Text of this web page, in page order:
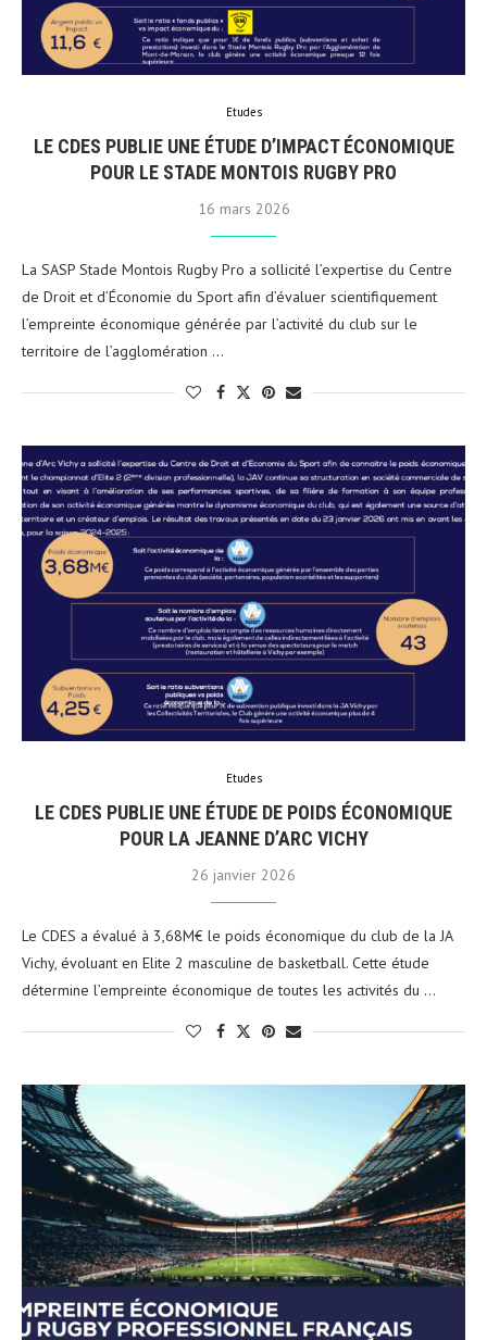
Etudes
LE CDES PUBLIE UNE ÉTUDE D’IMPACT ÉCONOMIQUE
POUR LE STADE MONTOIS RUGBY PRO
16 mars 2026
La SASP Stade Montois Rugby Pro a sollicité l’expertise du Centre
de Droit et d’Économie du Sport afin d’évaluer scientifiquement
l’empreinte économique générée par l’activité du club sur le
territoire de l’agglomération …
Etudes
LE CDES PUBLIE UNE ÉTUDE DE POIDS ÉCONOMIQUE
POUR LA JEANNE D’ARC VICHY
26 janvier 2026
Le CDES a évalué à 3,68M€ le poids économique du club de la JA
Vichy, évoluant en Elite 2 masculine de basketball. Cette étude
détermine l’empreinte économique de toutes les activités du …